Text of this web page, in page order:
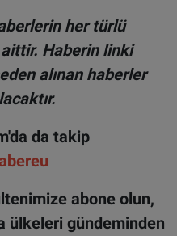
her türlü
aittir. Haberin linki
alınan haberler
da takip
abone olun,
ülkeleri gündeminden